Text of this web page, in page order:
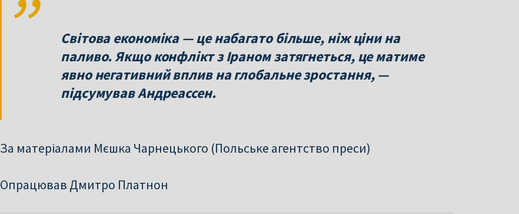
Світова економіка — це набагато більше, ніж ціни на
паливо. Якщо конфлікт з Іраном затягнеться, це матиме
явно негативний вплив на глобальне зростання, —
підсумував Андреассен.
За матеріалами Мєшка Чарнецького (Польське агентство преси)
Опрацював Дмитро Платнон